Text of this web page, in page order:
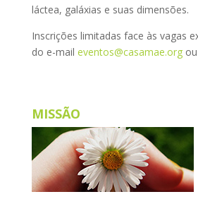
láctea, galáxias e suas dimensões.
Inscrições limitadas face às vagas
do e-mail eventos@casamae.orgou
MISSÃO